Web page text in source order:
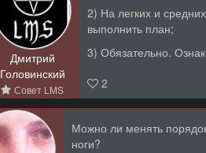
Дмитрий
Головинский
Совет LMS
2) На легких и
выполнить план;
3) Обязательно.
2
Можно ли менять
ноги?